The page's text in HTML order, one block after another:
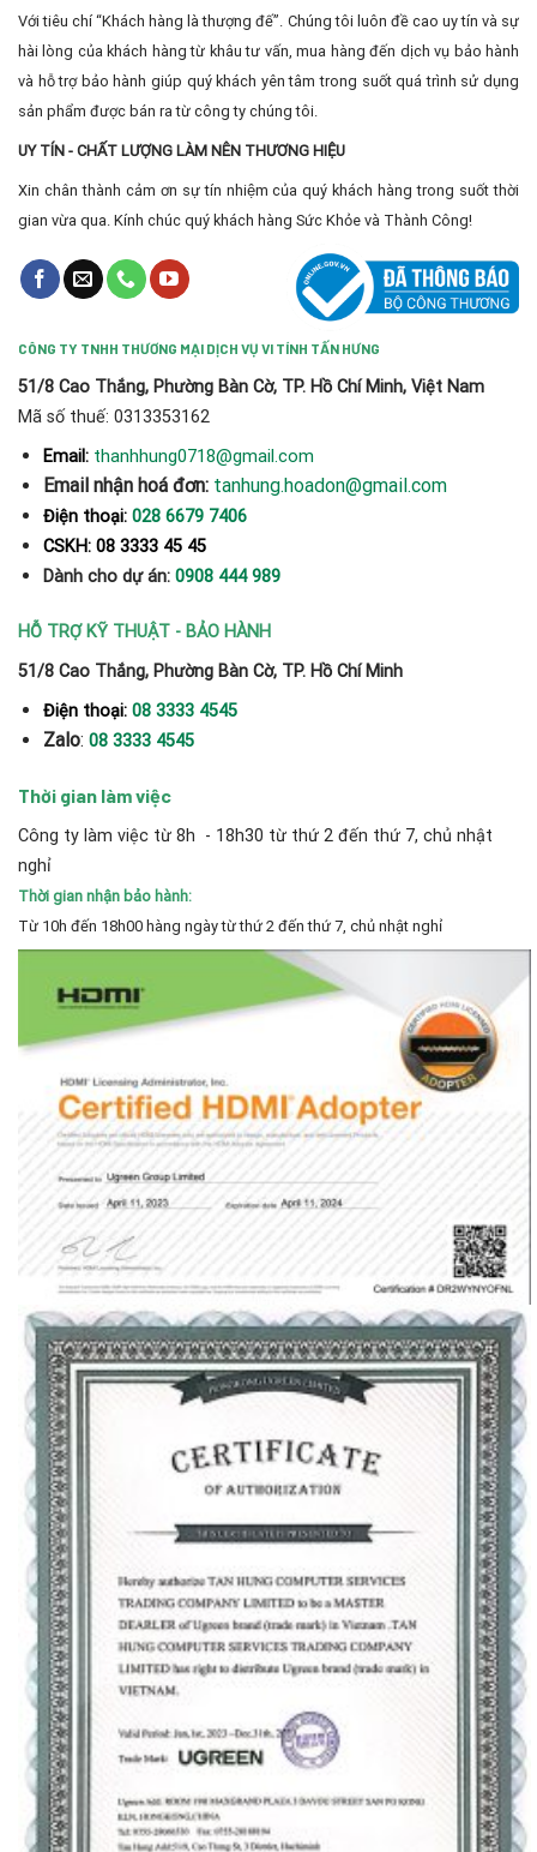
Với tiêu chí “Khách hàng là thượng đế”. Chúng tôi luôn đề cao uy tín và sự
hài lòng của khách hàng từ khâu tư vấn, mua hàng đến dịch vụ bảo hành
và hỗ trợ bảo hành giúp quý khách yên tâm trong suốt quá trình sử dụng
sản phẩm được bán ra từ công ty chúng tôi.
UY TÍN - CHẤT LƯỢNG LÀM NÊN THƯƠNG HIỆU
Xin chân thành cảm ơn sự tín nhiệm của quý khách hàng trong suốt thời
gian vừa qua. Kính chúc quý khách hàng Sức Khỏe và Thành Công!
CÔNG TY TNHH THƯƠNG MẠI DỊCH VỤ VI TÍNH TẤN HƯNG
51/8 Cao Thắng, Phường Bàn Cờ, TP. Hồ Chí Minh, Việt Nam
Mã số thuế: 0313353162
Email: thanhhung0718@gmail.com
Email nhận hoá đơn: tanhung.hoadon@gmail.com
Điện thoại: 028 6679 7406
CSKH: 08 3333 45 45
Dành cho dự án: 0908 444 989
HỖ TRỢ KỸ THUẬT - BẢO HÀNH
51/8 Cao Thắng, Phường Bàn Cờ, TP. Hồ Chí Minh
Điện thoại: 08 3333 4545
Zalo: 08 3333 4545
Thời gian làm việc
Công ty làm việc từ 8h - 18h30 từ thứ 2 đến thứ 7, chủ nhật
nghỉ
Thời gian nhận bảo hành:
Từ 10h đến 18h00 hàng ngày từ thứ 2 đến thứ 7, chủ nhật nghỉ